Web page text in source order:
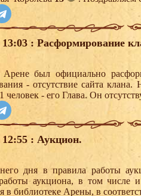
13:03 : Расформирование
был официально
- отсутствие сайта
человек - его Глава. Он
12:55 : Аукцион.
дня в правила работы
аукциона, в том
в библиотеке Арены, в